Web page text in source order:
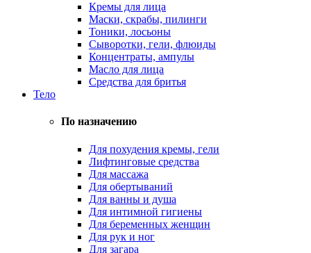
Кремы для лица
Маски, скрабы, пилинги
Тоники, лосьоны
Сыворотки, гели, флюиды
Концентраты, ампулы
Масло для лица
Средства для бритья
Тело
По назначению
Для похудения кремы, гели
Лифтинговые средства
Для массажа
Для обертываний
Для ванны и душа
Для интимной гигиены
Для беременных женщин
Для рук и ног
Для загара